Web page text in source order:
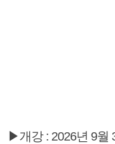
▶개강 : 2026년 9월